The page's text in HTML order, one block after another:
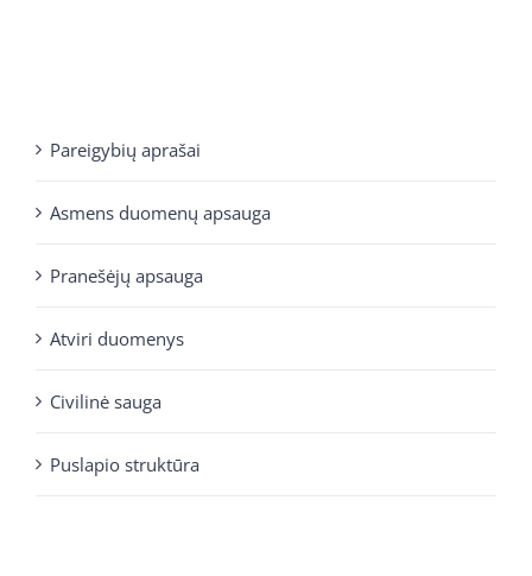
Pareigybių aprašai
Asmens duomenų apsauga
Pranešėjų apsauga
Atviri duomenys
Civilinė sauga
Puslapio struktūra